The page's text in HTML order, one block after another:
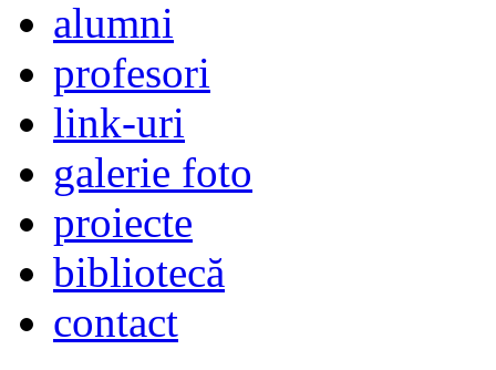
alumni
profesori
link-uri
galerie foto
proiecte
bibliotecă
contact